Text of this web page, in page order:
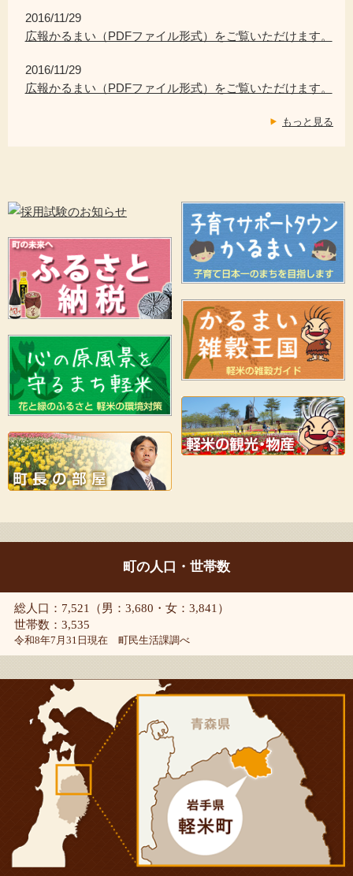
2016/11/29
広報かるまい（PDFファイル形式）をご覧いただけます。
2016/11/29
広報かるまい（PDFファイル形式）をご覧いただけます。
もっと見る
町の人口・世帯数
総人口：7,521（男：3,680・女：3,841）
世帯数：3,535
令和8年7月31日現在 町民生活課調べ